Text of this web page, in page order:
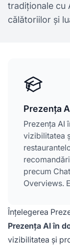
tradiționale cu
călătoriilor și
Prezența
Prezența AI
vizibilitatea
precum
Overviews.
călătorii
planificare.
tradițional,
Înțelegerea
Prezența AI în
vizibilitatea și